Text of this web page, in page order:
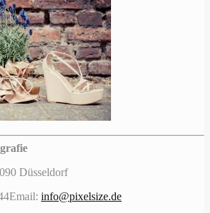
Düsseldorf
Email: info@pixelsize.de